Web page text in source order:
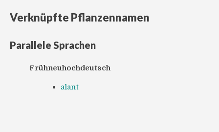
Verknüpfte Pflanzennamen
Parallele Sprachen
Frühneuhochdeutsch
alant